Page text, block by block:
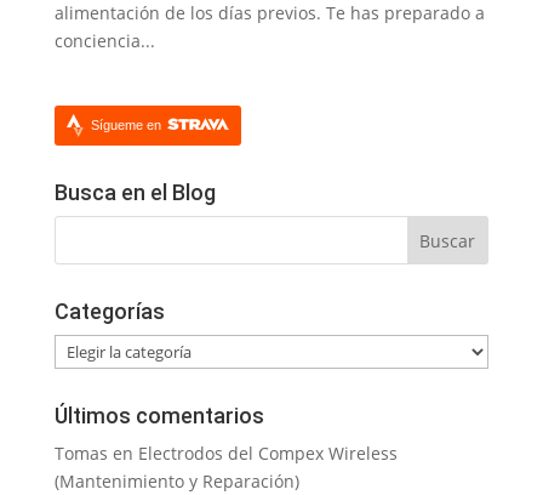
alimentación de los días previos. Te has preparado a
conciencia...
Sígueme en
Busca en el Blog
Categorías
Categorías
Últimos comentarios
Tomas en Electrodos del Compex Wireless
(Mantenimiento y Reparación)